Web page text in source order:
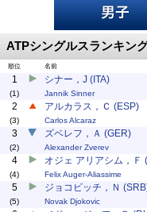
ATPシングルスランキン
順位 名前
1
(1)
シナー，J (ITA)
Jannik Sinner
2
(3)
アルカラス，Ｃ (ESP)
Carlos Alcaraz
3
(2)
ズベレフ，Ａ (GER)
Alexander Zverev
4
(4)
オジェ アリアシム，Ｆ
Felix Auger-Aliassime
5
(5)
ジョコビッチ，Ｎ
Novak Djokovic